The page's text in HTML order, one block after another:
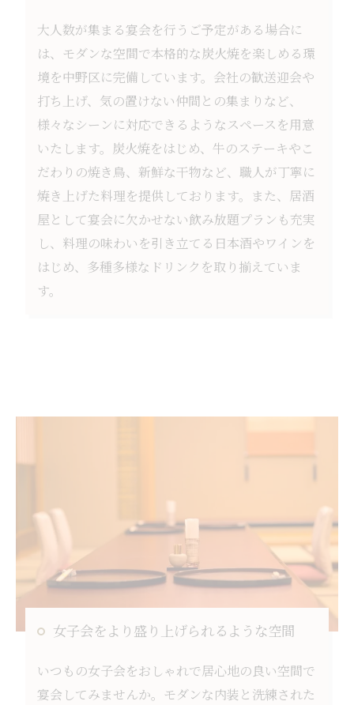
大人数が集まる宴会を行うご予定がある場合に
は、モダンな空間で本格的な炭火焼を楽しめる環
境を中野区に完備しています。会社の歓送迎会や
打ち上げ、気の置けない仲間との集まりなど、
様々なシーンに対応できるようなスペースを用意
いたします。炭火焼をはじめ、牛のステーキやこ
だわりの焼き鳥、新鮮な干物など、職人が丁寧に
焼き上げた料理を提供しております。また、居酒
屋として宴会に欠かせない飲み放題プランも充実
し、料理の味わいを引き立てる日本酒やワインを
はじめ、多種多様なドリンクを取り揃えていま
す。
女子会をより盛り上げられるような空間
いつもの女子会をおしゃれで居心地の良い空間で
宴会してみませんか。モダンな内装と洗練された